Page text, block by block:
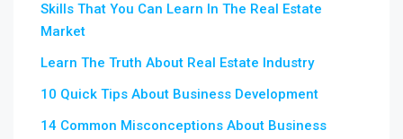
Skills That You Can Learn In The Real Estate
Market
Learn The Truth About Real Estate Industry
10 Quick Tips About Business Development
14 Common Misconceptions About Business